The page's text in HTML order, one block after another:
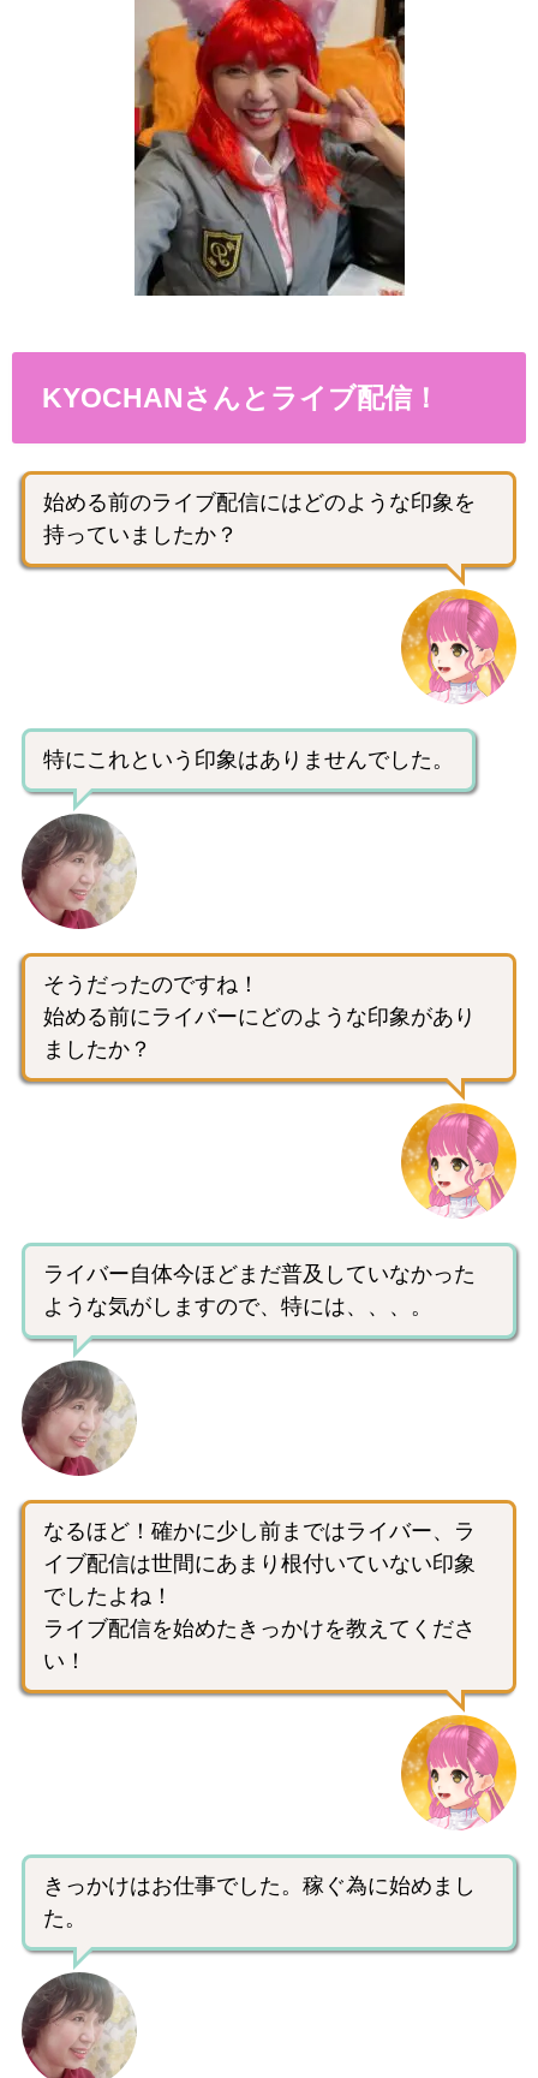
KYOCHANさんとライブ配信！
始める前のライブ配信にはどのような印象を
持っていましたか？
特にこれという印象はありませんでした。
そうだったのですね！
始める前にライバーにどのような印象があり
ましたか？
ライバー自体今ほどまだ普及していなかった
ような気がしますので、特には、、、。
なるほど！確かに少し前まではライバー、ラ
イブ配信は世間にあまり根付いていない印象
でしたよね！
ライブ配信を始めたきっかけを教えてくださ
い！
きっかけはお仕事でした。稼ぐ為に始めまし
た。